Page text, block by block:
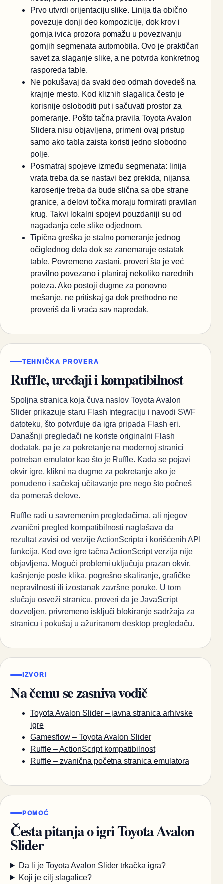
Prvo utvrdi orijentaciju slike. Linija tla obično
povezuje donji deo kompozicije, dok krov i
gornja ivica prozora pomažu u povezivanju
gornjih segmenata automobila. Ovo je praktičan
savet za slaganje slike, a ne potvrda konkretnog
rasporeda table.
Ne pokušavaj da svaki deo odmah dovedeš na
krajnje mesto. Kod kliznih slagalica često je
korisnije osloboditi put i sačuvati prostor za
pomeranje. Pošto tačna pravila Toyota Avalon
Slidera nisu objavljena, primeni ovaj pristup
samo ako tabla zaista koristi jedno slobodno
polje.
Posmatraj spojeve između segmenata: linija
vrata treba da se nastavi bez prekida, nijansa
karoserije treba da bude slična sa obe strane
granice, a delovi točka moraju formirati pravilan
krug. Takvi lokalni spojevi pouzdaniji su od
nagađanja cele slike odjednom.
Tipična greška je stalno pomeranje jednog
očiglednog dela dok se zanemaruje ostatak
table. Povremeno zastani, proveri šta je već
pravilno povezano i planiraj nekoliko narednih
poteza. Ako postoji dugme za ponovno
mešanje, ne pritiskaj ga dok prethodno ne
proveriš da li vraća sav napredak.
TEHNIČKA PROVERA
Ruffle, uređaji i kompatibilnost
Spoljna stranica koja čuva naslov Toyota Avalon
Slider prikazuje staru Flash integraciju i navodi SWF
datoteku, što potvrđuje da igra pripada Flash eri.
Današnji pregledači ne koriste originalni Flash
dodatak, pa je za pokretanje na modernoj stranici
potreban emulator kao što je Ruffle. Kada se pojavi
okvir igre, klikni na dugme za pokretanje ako je
ponuđeno i sačekaj učitavanje pre nego što počneš
da pomeraš delove.
Ruffle radi u savremenim pregledačima, ali njegov
zvanični pregled kompatibilnosti naglašava da
rezultat zavisi od verzije ActionScripta i korišćenih API
funkcija. Kod ove igre tačna ActionScript verzija nije
objavljena. Mogući problemi uključuju prazan okvir,
kašnjenje posle klika, pogrešno skaliranje, grafičke
nepravilnosti ili izostanak završne poruke. U tom
slučaju osveži stranicu, proveri da je JavaScript
dozvoljen, privremeno isključi blokiranje sadržaja za
stranicu i pokušaj u ažuriranom desktop pregledaču.
IZVORI
Na čemu se zasniva vodič
Toyota Avalon Slider – javna stranica arhivske
igre
Gamesflow – Toyota Avalon Slider
Ruffle – ActionScript kompatibilnost
Ruffle – zvanična početna stranica emulatora
POMOĆ
Česta pitanja o igri Toyota Avalon
Slider
Da li je Toyota Avalon Slider trkačka igra?
Koji je cilj slagalice?